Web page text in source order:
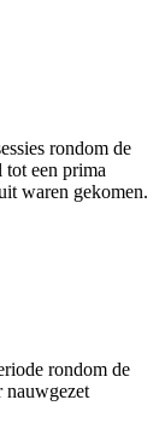
rondom de
een prima
waren gekomen.
rondom de
nauwgezet